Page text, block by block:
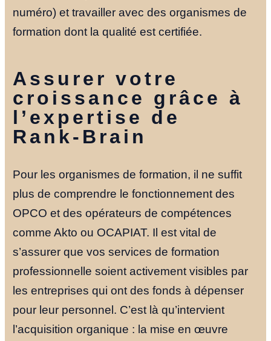
numéro) et travailler avec des organismes de
formation dont la qualité est certifiée.
Assurer votre
croissance grâce à
l’expertise de
Rank-Brain
Pour les organismes de formation, il ne suffit
plus de comprendre le fonctionnement des
OPCO et des opérateurs de compétences
comme Akto ou OCAPIAT. Il est vital de
s’assurer que vos services de formation
professionnelle soient activement visibles par
les entreprises qui ont des fonds à dépenser
pour leur personnel. C’est là qu’intervient
l’acquisition organique : la mise en œuvre